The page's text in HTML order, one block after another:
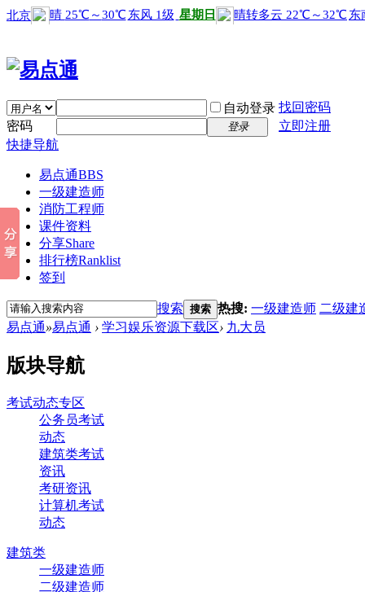
自动登录 找回密码
密码
登录
立即注册
快捷导航
易点通BBS
一级建造师
消防工程师
课件资料
分享Share
排行榜Ranklist
签到
搜索 搜索 热搜: 一级建造师 二级建
易点通»易点通 › 学习娱乐资源下载区› 九大员
版块导航
考试动态专区
公务员考试
动态
建筑类考试
资讯
考研资讯
计算机考试
动态
建筑类
一级建造师
二级建造师